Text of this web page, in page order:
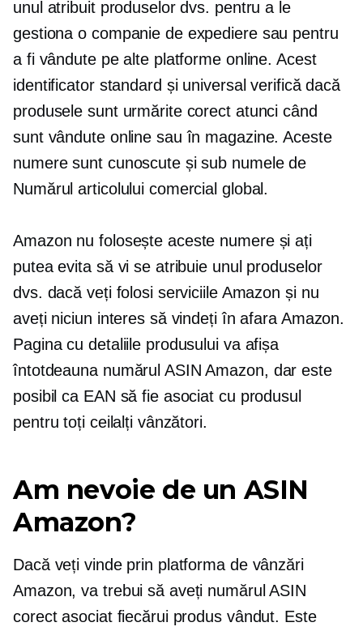
unul atribuit produselor dvs. pentru a le
gestiona o companie de expediere sau pentru
a fi vândute pe alte platforme online. Acest
identificator standard și universal verifică dacă
produsele sunt urmărite corect atunci când
sunt vândute online sau în magazine. Aceste
numere sunt cunoscute și sub numele de
Numărul articolului comercial global.
Amazon nu folosește aceste numere și ați
putea evita să vi se atribuie unul produselor
dvs. dacă veți folosi serviciile Amazon și nu
aveți niciun interes să vindeți în afara Amazon.
Pagina cu detaliile produsului va afișa
întotdeauna numărul ASIN Amazon, dar este
posibil ca EAN să fie asociat cu produsul
pentru toți ceilalți vânzători.
Am nevoie de un ASIN
Amazon?
Dacă veți vinde prin platforma de vânzări
Amazon, va trebui să aveți numărul ASIN
corect asociat fiecărui produs vândut. Este